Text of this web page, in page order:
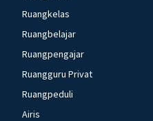
Ruangkelas
Ruangbelajar
Ruangpengajar
Ruangguru Privat
Ruangpeduli
Airis